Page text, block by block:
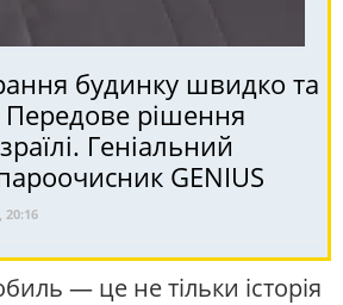
будинку швидко та
рішення
Геніальний
GENIUS
20:16
— це не тільки історія